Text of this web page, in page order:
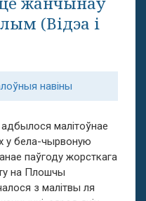
(Відэа і
навіны
малітоўнае
у бела-чырвоную
паўгоду жорсткага
на Плошчы
з малітвы ля